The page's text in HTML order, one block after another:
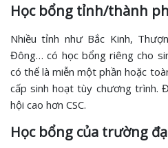
Học bổng tỉnh/thành
Nhiều tỉnh như Bắc Kinh,
Đông… có học bổng riêng cho
có thể là miễn một phần hoặc
cấp sinh hoạt tùy chương trình.
hội cao hơn CSC.
Học bổng của trường